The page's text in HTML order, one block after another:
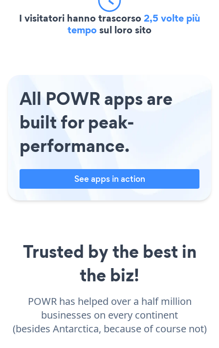
I visitatori hanno trascorso2,5 volte più
temposul loro sito
All POWR apps are
built for peak-
performance.
See apps in action
Trusted by the best in
the biz!
POWR has helped over a half million
businesses on every continent
(besides Antarctica, because of course not)